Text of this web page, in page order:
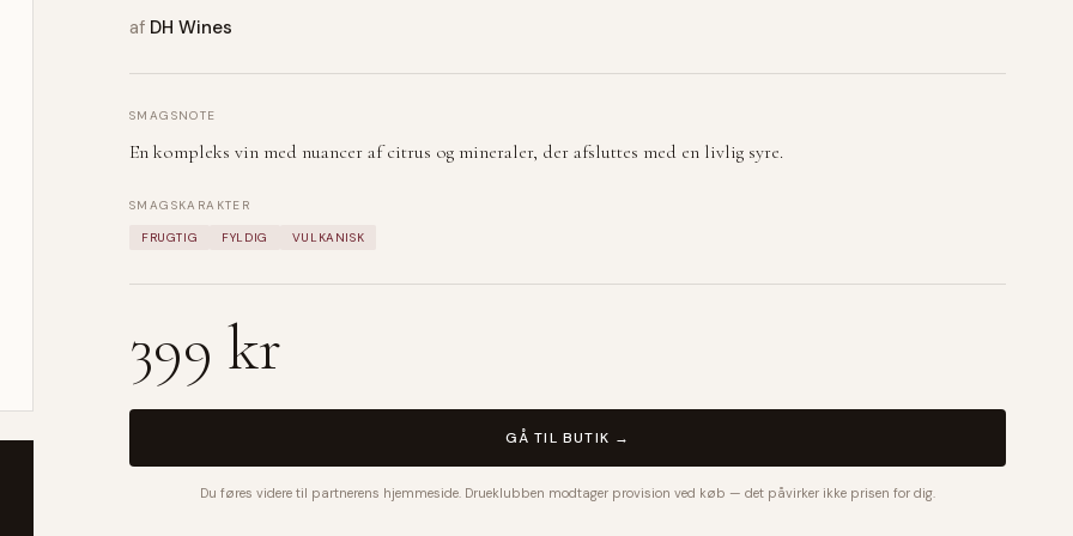
af DH Wines
SMAGSNOTE
En kompleks vin med nuancer af citrus og mineraler, der afsluttes med en livlig syre.
SMAGSKARAKTER
FRUGTIG FYLDIG VULKANISK
399 kr
GÅ TIL BUTIK →
Du føres videre til partnerens hjemmeside. Drueklubben modtager provision ved køb — det påvirker ikke prisen for dig.